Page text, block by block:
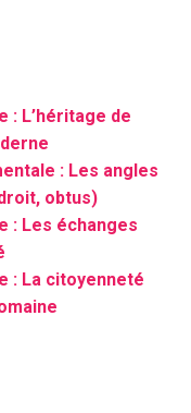
: L’héritage de
: Les angles
obtus)
: Les échanges
: La citoyenneté